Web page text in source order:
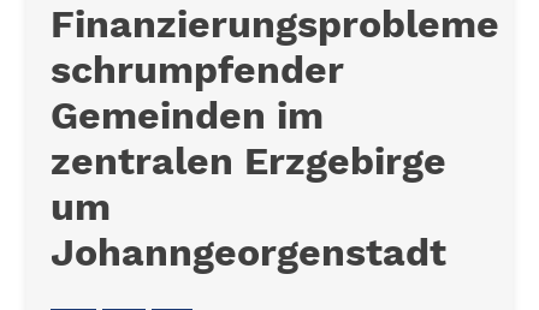
Finanzierungsprobleme
schrumpfender
Gemeinden im
zentralen Erzgebirge
um
Johanngeorgenstadt